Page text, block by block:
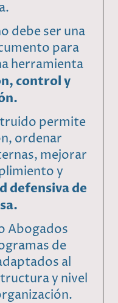
debe ser una
para
herramienta
control y
permite
ordenar
mejorar
y
defensiva de
Abogados
de
al
y nivel